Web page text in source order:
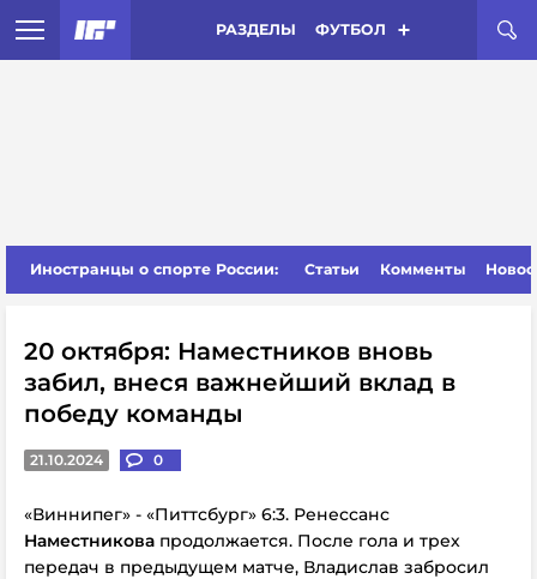
РАЗДЕЛЫ ФУТБОЛ
Иностранцы о спорте России: Статьи Комменты
20 октября: Наместников вновь
забил, внеся важнейший вклад в
победу команды
21.10.2024 0
«Виннипег» - «Питтсбург» 6:3. Ренессанс
Наместникова продолжается. После гола и трех
передач в предыдущем матче, Владислав забросил